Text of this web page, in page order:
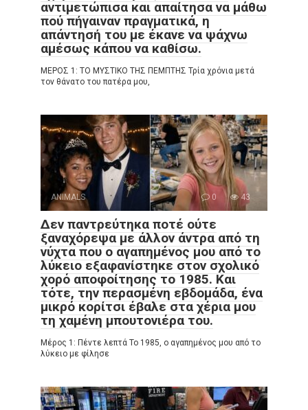
αντιμετώπισα και απαίτησα να μάθω
πού πήγαιναν πραγματικά, η
απάντησή του με έκανε να ψάχνω
αμέσως κάπου να καθίσω.
ΜΕΡΟΣ 1: ΤΟ ΜΥΣΤΙΚΟ ΤΗΣ ΠΕΜΠΤΗΣ Τρία χρόνια μετά
τον θάνατο του πατέρα μου,
ANIMALS 0 43
Δεν παντρεύτηκα ποτέ ούτε
ξαναχόρεψα με άλλον άντρα από τη
νύχτα που ο αγαπημένος μου από το
λύκειο εξαφανίστηκε στον σχολικό
χορό αποφοίτησης το 1985. Και
τότε, την περασμένη εβδομάδα, ένα
μικρό κορίτσι έβαλε στα χέρια μου
τη χαμένη μπουτονιέρα του.
Μέρος 1: Πέντε λεπτά Το 1985, ο αγαπημένος μου από το
λύκειο με φίλησε